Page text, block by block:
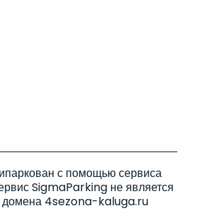
с помощью сервиса
SigmaParking не является
домена 4sezona-kaluga.ru